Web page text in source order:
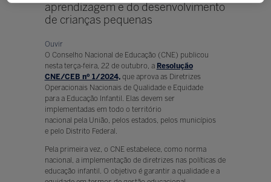
aprendizagem e do desenvolvimento
de crianças pequenas
Ouvir
O Conselho Nacional de Educação (CNE) publicou
nesta terça-feira, 22 de outubro, a Resolução
CNE/CEB nº 1/2024,que aprova as Diretrizes
Operacionais Nacionais de Qualidade e Equidade
para a Educação Infantil. Elas devem ser
implementadas em todo o território
nacional pela União, pelos estados, pelos municípios
e pelo Distrito Federal.
Pela primeira vez, o CNE estabelece, como norma
nacional, a implementação de diretrizes nas políticas de
educação infantil. O objetivo é garantir a qualidade e a